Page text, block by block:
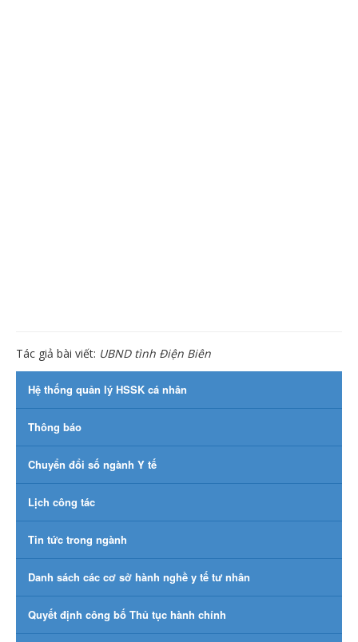
Tác giả bài viết: UBND tình Điện Biên
Hệ thống quản lý HSSK cá nhân
Thông báo
Chuyển đổi số ngành Y tế
Lịch công tác
Tin tức trong ngành
Danh sách các cơ sở hành nghề y tế tư nhân
Quyết định công bố Thủ tục hành chính